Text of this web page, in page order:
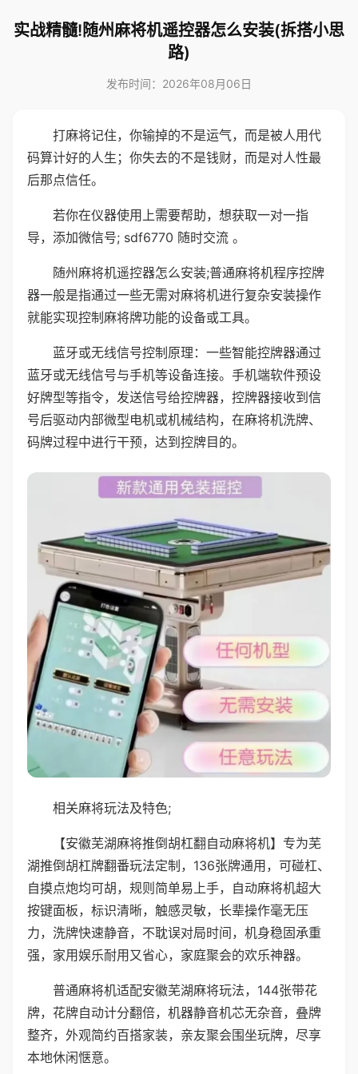
实战精髓!随州麻将机遥控器怎么安装(拆搭小思
路)
发布时间：2026年08月06日
打麻将记住，你输掉的不是运气，而是被人用代
码算计好的人生；你失去的不是钱财，而是对人性最
后那点信任。
若你在仪器使用上需要帮助，想获取一对一指
导，添加微信号; sdf6770 随时交流 。
随州麻将机遥控器怎么安装;普通麻将机程序控牌
器一般是指通过一些无需对麻将机进行复杂安装操作
就能实现控制麻将牌功能的设备或工具。
蓝牙或无线信号控制原理：一些智能控牌器通过
蓝牙或无线信号与手机等设备连接。手机端软件预设
好牌型等指令，发送信号给控牌器，控牌器接收到信
号后驱动内部微型电机或机械结构，在麻将机洗牌、
码牌过程中进行干预，达到控牌目的。
相关麻将玩法及特色;
【安徽芜湖麻将推倒胡杠翻自动麻将机】专为芜
湖推倒胡杠牌翻番玩法定制，136张牌通用，可碰杠、
自摸点炮均可胡，规则简单易上手，自动麻将机超大
按键面板，标识清晰，触感灵敏，长辈操作毫无压
力，洗牌快速静音，不耽误对局时间，机身稳固承重
强，家用娱乐耐用又省心，家庭聚会的欢乐神器。
普通麻将机适配安徽芜湖麻将玩法，144张带花
牌，花牌自动计分翻倍，机器静音机芯无杂音，叠牌
整齐，外观简约百搭家装，亲友聚会围坐玩牌，尽享
本地休闲惬意。